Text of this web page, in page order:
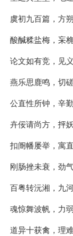
虞初九百篇，方
酸醎糅盐梅，杗桷
论文如有竞，见义
燕乐思鹿鸣，切磋
公直性所钟，辛勤
卉佞请尚方，抨妖
扣阍幡屡举，寓直
刚肠挫未衰，劲
百粤转沅湘，九河
魂惊舞波帆，力弱
道异十获禽，理难